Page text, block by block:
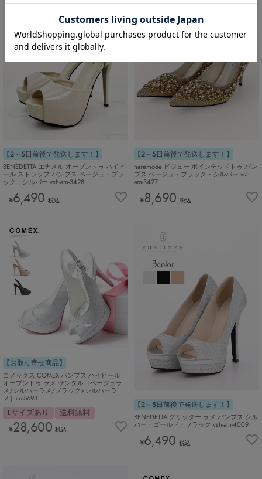
【2～5日前後で発送します！】
BENEDETTA エナメル オープントゥ ハイヒ
ール ストラップ パンプス ベージュ・ブラ
ック・シルバー vsh-am-3428
¥6,490 税込
【2～5日前後で発送します！】
haremode ビジュー ポインテッドトゥ パン
プス ベージュ・ブラック・シルバー vsh-
am-3427
¥8,690 税込
【お取り寄せ商品】
コメックス COMEX パンプス ハイヒール
オープントゥ ラメ サンダル［ベージュラ
メ/シルバーラメ/ブラック×シルバーラ
メ］co-5693
Lサイズあり 送料無料
¥28,600 税込
【2～5日前後で発送します！】
BENEDETTA グリッター ラメ パンプス シル
バー・ゴールド・ブラック vsh-am-4009
¥6,490 税込